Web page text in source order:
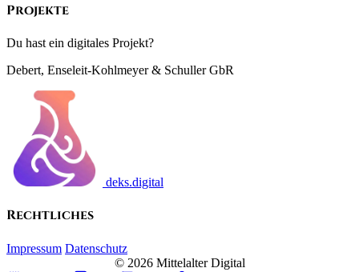
Projekte
Du hast ein digitales Projekt?
Debert, Enseleit-Kohlmeyer & Schuller GbR
deks.digital
Rechtliches
Impressum Datenschutz
© 2026 Mittelalter Digital